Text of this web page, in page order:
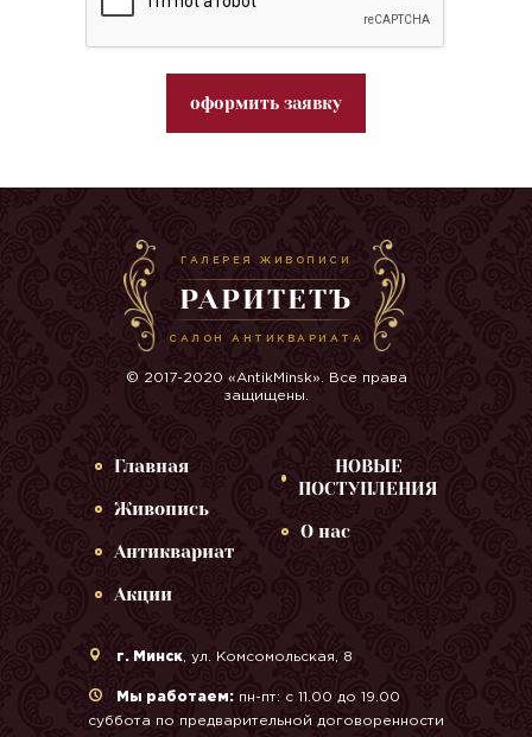
оформить заявку
ГАЛЕРЕЯ ЖИВОПИСИ
РАРИТЕТЪ
САЛОН АНТИКВАРИАТА
© 2017-2020 «AntikMinsk». Все права
защищены.
Главная
Живопись
Антиквариат
Акции
НОВЫЕ
ПОСТУПЛЕНИЯ
О нас
г. Минск , ул. Комсомольская, 8
Мы работаем: пн-пт: с 11.00 до 19.00
суббота по предварительной договоренности